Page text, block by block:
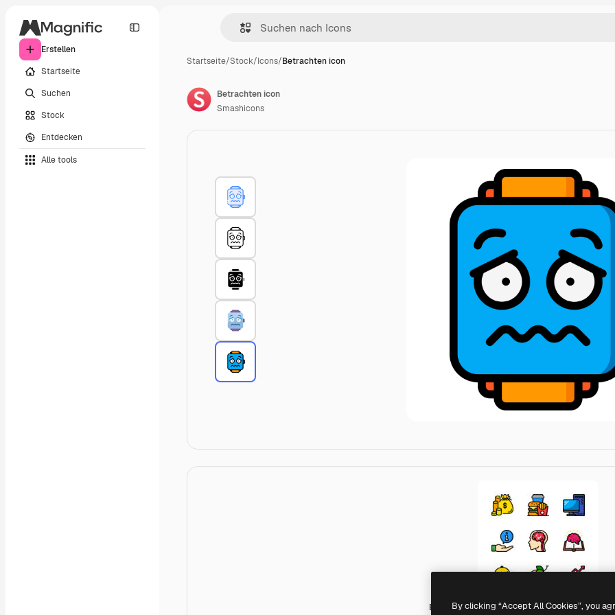
Erstellen
Startseite
Suchen
Stock
Entdecken
Alle tools
Startseite/Stock/Icons/Betrachten icon
Basic Miscellany Lineal Color
Betrachten icon
Smashicons
By clicking “Accept All Cookies”, you